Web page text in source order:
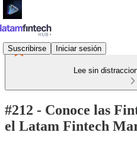
Suscribirse Iniciar sesión
Lee sin
#212 - Conoce las
el Latam Fintech